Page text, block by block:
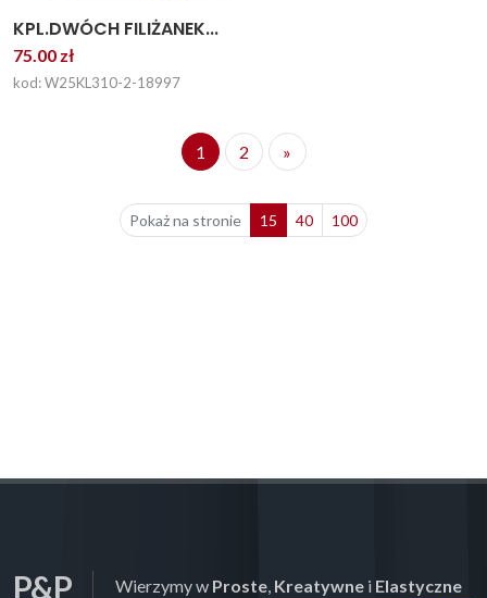
KPL.DWÓCH FILIŻANEK...
75.00 zł
kod: W25KL310-2-18997
1 2 »
Pokaż na stronie 15 40 100
P&P Wierzymy w Proste, Kreatywne i Elastyczne